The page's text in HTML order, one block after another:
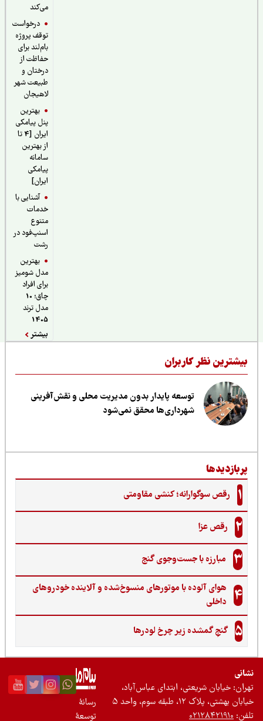
درخواست
توقف پروژه
بام‌لند برای
حفاظت از
درختان و
طبیعت شهر
لاهیجان
بهترین
پنل پیامکی
ایران [4 تا
از بهترین
سامانه
پیامکی
آشنایی با
خدمات
اسنپ‌فود در
بهترین
مدل شومیز
برای افراد
چاق؛ 10
مدل ترند
نظر کاربران
توسعه پایدار بدون مدیریت محلی و نقش‌آفرینی
شهرداری‌ها محقق نمی‌شود
رقص سوگوارانه؛ کنشی مقاومتی
رقص عزا
مبارزه با جست‌وجوی گنج‌
هوای آلوده با موتورهای منسوخ‌شده و آلاینده خودروهای
داخلی
گنجِ گمشده زیر چرخ لودرها
خیابان شریعتی، ابتدای عباس‌آباد،
بهشتی، پلاک ۱۲، طبقه سوم، واحد ۵
۰۲۱۲۸۴۲۱۹۱۰
رسانۀ
توسعۀ